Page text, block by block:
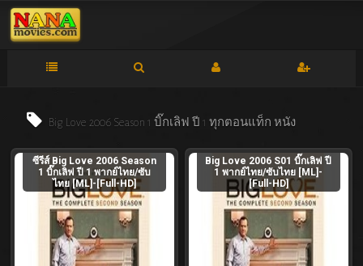
Big Love 2006 Season 1 บิ๊กเลิฟ ปี 1 ทุกตอนแท็ก หนัง
ซีรีส์ Big Love 2006 Season
1 บิ๊กเลิฟ ปี 1 พากย์ไทย/ซับ
ไทย [ML]-[Full-HD]
Big Love 2006 S01 บิ๊กเลิฟ ปี
1 พากย์ไทย/ซับไทย [ML]-
[Full-HD]